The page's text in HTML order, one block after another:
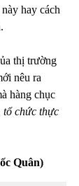
hay cách
thị trường
nêu ra
hàng chục
tổ chức thực
Quân)